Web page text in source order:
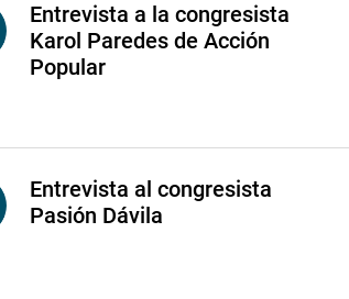
Entrevista a la congresista
Karol Paredes de Acción
Popular
Entrevista al congresista
Pasión Dávila